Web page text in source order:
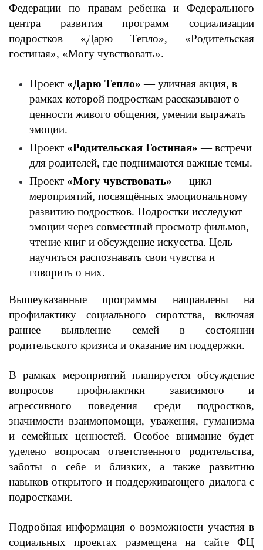
Федерации по правам ребенка и Федерального
центра развития программ социализации
подростков «Дарю Тепло», «Родительская
гостиная», «Могу чувствовать».
Проект «Дарю Тепло» — уличная акция, в
рамках которой подросткам рассказывают о
ценности живого общения, умении выражать
эмоции.
Проект «Родительская Гостиная» — встречи
для родителей, где поднимаются важные темы.
Проект «Могу чувствовать»— цикл
мероприятий, посвящённых эмоциональному
развитию подростков. Подростки исследуют
эмоции через совместный просмотр фильмов,
чтение книг и обсуждение искусства. Цель —
научиться распознавать свои чувства и
говорить о них.
Вышеуказанные программы направлены на
профилактику социального сиротства, включая
раннее выявление семей в состоянии
родительского кризиса и оказание им поддержки.
В рамках мероприятий планируется обсуждение
вопросов профилактики зависимого и
агрессивного поведения среди подростков,
значимости взаимопомощи, уважения, гуманизма
и семейных ценностей. Особое внимание будет
уделено вопросам ответственного родительства,
заботы о себе и близких, а также развитию
навыков открытого и поддерживающего диалога с
подростками.
Подробная информация о возможности участия в
социальных проектах размещена на сайте ФЦ